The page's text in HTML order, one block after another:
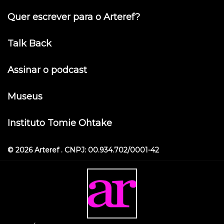
Quer escrever para o Arteref?
Talk Back
Assinar o podcast
Museus
Instituto Tomie Ohtake
© 2026 Arteref . CNPJ: 00.934.702/0001-42